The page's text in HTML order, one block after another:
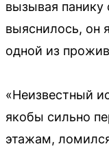
вызывая панику
выяснилось, он
одной из
«Неизвестный
якобы сильно
этажам,